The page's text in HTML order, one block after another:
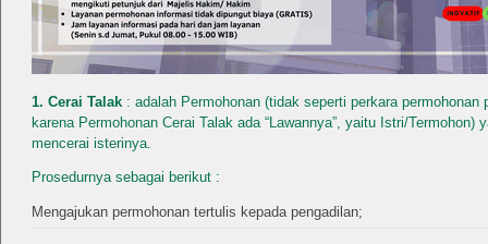
1. Cerai Talak : adalah Permohonan (tidak seperti perkara
karena Permohonan Cerai Talak ada “Lawannya”, yaitu Istri/
mencerai isterinya.
Prosedurnya sebagai berikut :
Mengajukan permohonan tertulis kepada pengadilan;